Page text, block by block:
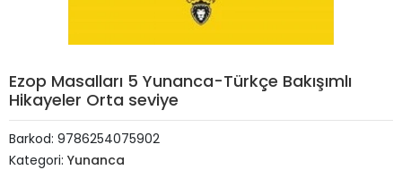
Ezop Masalları 5 Yunanca-Türkçe Bakışımlı
Hikayeler Orta seviye
Barkod: 9786254075902
Kategori: Yunanca